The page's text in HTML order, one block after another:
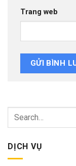
Trang web
DỊCH VỤ